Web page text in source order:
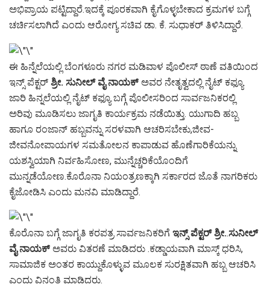
ಅಭಿಪ್ರಾಯ ಪಟ್ಟಿದ್ದಾರೆ.ಇದಕ್ಕೆ ಪೂರಕವಾಗಿ ಕೈಗೊಳ್ಳಬೇಕಾದ ಕ್ರಮಗಳ ಬಗ್ಗೆ
ಚರ್ಚಿಸಲಾಗಿದೆ ಎಂದು ಆರೋಗ್ಯ ಸಚಿವ ಡಾ. ಕೆ. ಸುಧಾಕರ್ ತಿಳಿಸಿದ್ದಾರೆ.
ಈ ಹಿನ್ನೆಲೆಯಲ್ಲಿ ಬೆಂಗಳೂರು ನಗರ ಮಡಿವಾಳ ಪೊಲೀಸ್ ಠಾಣೆ ವತಿಯಿಂದ
ಇನ್ಸ್ ಪೆಕ್ಟರ್ ಶ್ರೀ. ಸುನೀಲ್ ವೈನಾಯಕ್ ಅವರ ನೇತೃತ್ವದಲ್ಲಿ ನೈಟ್ ಕಫ್ಯೂ
ಜಾರಿ ಹಿನ್ನಲೆಯಲ್ಲಿ ನೈಟ್ ಕಫ್ಯೂ ಬಗ್ಗೆ ಪೊಲೀಸರಿಂದ ಸಾರ್ವಜನಿಕರಲ್ಲಿ
ಅರಿವು ಮೂಡಿಸಲು ಜಾಗೃತಿ ಕಾರ್ಯಕ್ರಮ ನಡೆಯಿತ್ತು. ಯುಗಾದಿ ಹಬ್ಬ
ಹಾಗೂ ರಂಜಾನ್ ಹಬ್ಬವನ್ನು ಸರಳವಾಗಿ ಆಚರಿಸಬೇಕು,ಜೀವ-
ಜೀವನೋಪಾಯಗಳ ಸಮತೋಲನ ಕಾಪಾಡುವ ಹೊಣೆಗಾರಿಕೆಯನ್ನು
ಯಶಸ್ವಿಯಾಗಿ ನಿರ್ವಹಿಸೋಣ, ಮುನ್ನೆಚ್ಚರಿಕೆಯೊಂದಿಗೆ
ಮುನ್ನಡೆಯೋಣ.ಕೊರೊನಾ ನಿಯಂತ್ರಣಕ್ಕಾಗಿ ಸರ್ಕಾರದ ಜೊತೆ ನಾಗರಿಕರು
ಕೈಜೋಡಿಸಿ ಎಂದು ಮನವಿ ಮಾಡಿದ್ದಾರೆ.
ಕೊರೊನಾ ಬಗ್ಗೆ ಜಾಗೃತಿ ಕರಪತ್ರ ಸಾರ್ವಜನಿಕರಿಗೆ ಇನ್ಸ್ ಪೆಕ್ಟರ್ಶ್ರೀ..ಸುನೀಲ್
ವೈ ನಾಯಕ್ ಅವರು ವಿತರಣೆ ಮಾಡಿದರು .ಕಡ್ಡಾಯವಾಗಿ ಮಾಸ್ಕ್ ಧರಿಸಿ,
ಸಾಮಾಜಿಕ ಅಂತರ ಕಾಯ್ದುಕೊಳ್ಳುವ ಮೂಲಕ ಸುರಕ್ಷಿತವಾಗಿ ಹಬ್ಬ ಆಚರಿಸಿ
ಎಂದು ವಿನಂತಿ ಮಾಡಿದರು.